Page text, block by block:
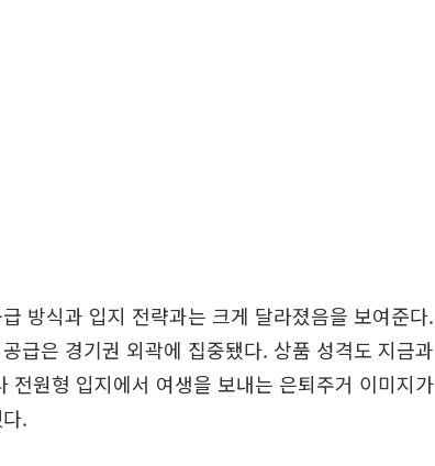
방식과 입지 전략과는 크게 달라졌음을 보여준다.
급은 경기권 외곽에 집중됐다. 상품 성격도 지금과
전원형 입지에서 여생을 보내는 은퇴주거 이미지가
.